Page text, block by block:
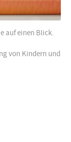
auf einen Blick.
von Kindern und